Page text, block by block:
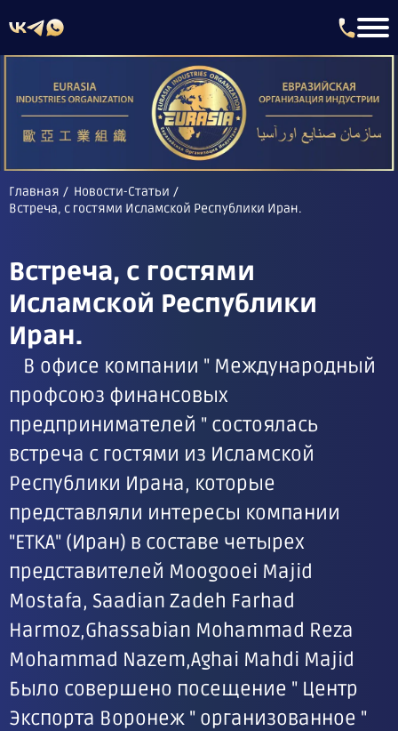
Главная
Новости-Статьи
Встреча, с гостями Исламской Республики Иран.
Встреча, с гостями
Исламской Республики
Иран.
В офисе компании " Международный
профсоюз финансовых
предпринимателей " состоялась
встреча с гостями из Исламской
Республики Ирана, которые
представляли интересы компании
"ЕТКА" (Иран) в составе четырех
представителей Moogooei Majid
Mostafa, Saadian Zadeh Farhad
Harmoz,Ghassabian Mohammad Reza
Mohammad Nazem,Aghai Mahdi Majid
Было совершено посещение " Центр
Экспорта Воронеж " организованное "